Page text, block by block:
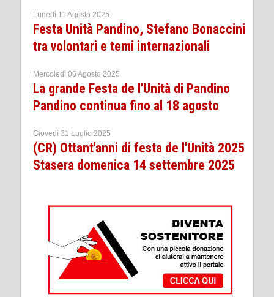
Lunedì 11 Agosto 2025
Festa Unità Pandino, Stefano Bonaccini
tra volontari e temi internazionali
Mercoledì 06 Agosto 2025
La grande Festa de l'Unità di Pandino
Pandino continua fino al 18 agosto
Giovedì 31 Luglio 2025
(CR) Ottant'anni di festa de l'Unità 2025
Stasera domenica 14 settembre 2025